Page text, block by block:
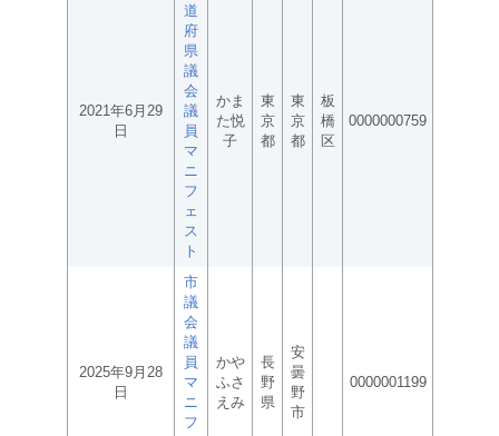
2021年6月29
日
道
府
県
議
会
議
員
マ
ニ
フ
ェ
ス
ト
かま
た悦
子
東
京
都
東
京
都
板
橋
区
0000000759
2025年9月28
日
市
議
会
議
員
マ
ニ
フ
かや
ふさ
えみ
長
野
県
安
曇
野
市
0000001199